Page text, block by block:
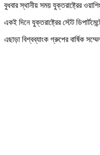
বুধবার স্থানীয় সময় যুক্তরাষ্ট্রের
একই দিনে যুক্তরাষ্ট্রের স্টেট
এছাড়া বিশ্বব্যাংক গ্রুপের বার্ষিক